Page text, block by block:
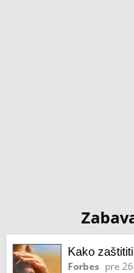
Kako
Forbes pre